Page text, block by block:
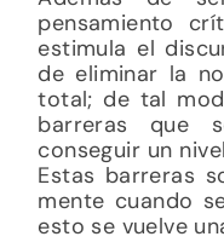
pensamiento
estimula el
de eliminar la
total; de tal
barreras que
conseguir un
Estas barreras
mente cuando
esto se vuelve